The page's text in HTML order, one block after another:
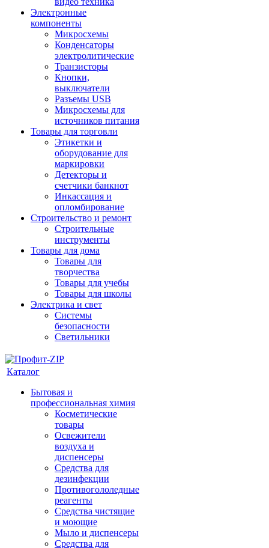
Электронные
компоненты
Микросхемы
Конденсаторы
электролитические
Транзисторы
Кнопки,
выключатели
Разъемы USB
Микросхемы для
источников питания
Товары для торговли
Этикетки и
оборудование для
маркировки
Детекторы и
счетчики банкнот
Инкассация и
опломбирование
Строительство и ремонт
Строительные
инструменты
Товары для дома
Товары для
творчества
Товары для учебы
Товары для школы
Электрика и свет
Системы
безопасности
Светильники
Каталог
Бытовая и
профессиональная химия
Косметические
товары
Освежители
воздуха и
диспенсеры
Средства для
дезинфекции
Противогололедные
реагенты
Средства чистящие
и моющие
Мыло и диспенсеры
Средства для